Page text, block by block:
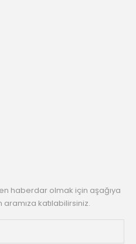
haberdar olmak için aşağıya
katılabilirsiniz.